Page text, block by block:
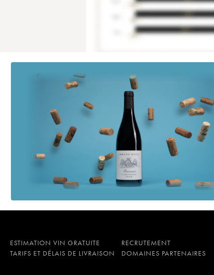
ESTIMATION VIN GRATUITE RECRUTEMENT
TARIFS ET DÉLAIS DE LIVRAISON
DOMAINES PARTENAIRES